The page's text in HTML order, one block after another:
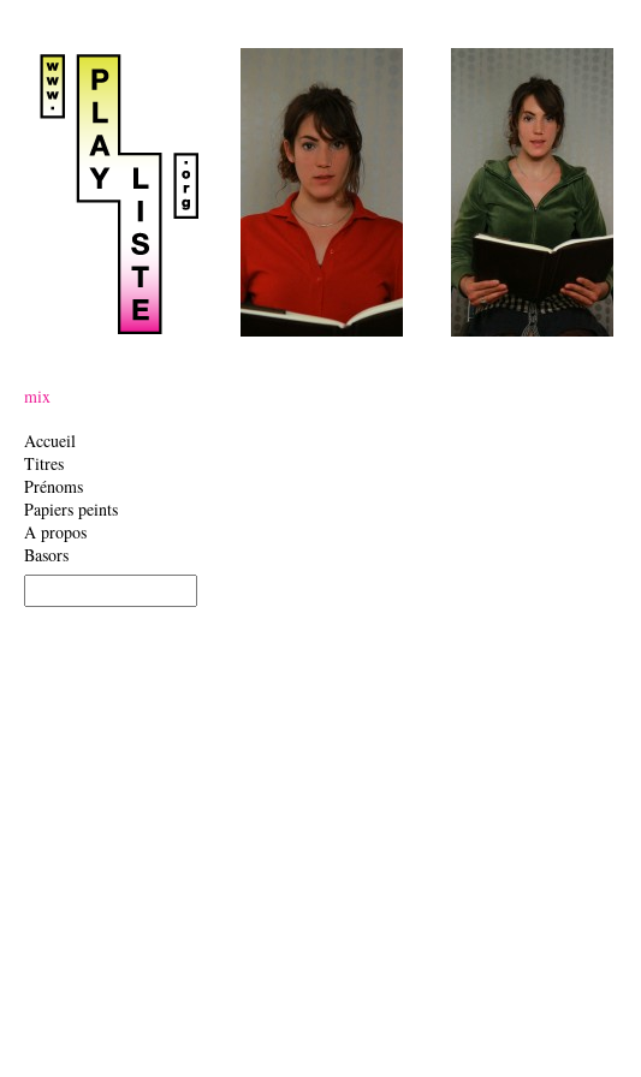
mix
Accueil
Titres
Prénoms
Papiers peints
A propos
Basors